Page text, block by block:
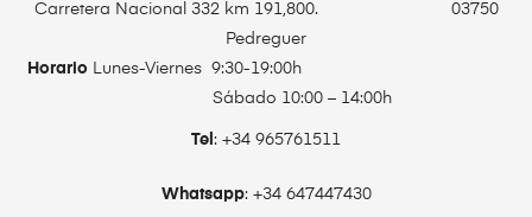
Carretera Nacional 332 km 191,800. 03750
Pedreguer
Horario Lunes-Viernes 9:30-19:00h
Sábado 10:00 – 14:00h
Tel : +34 965761511
Whatsapp: +34 647447430